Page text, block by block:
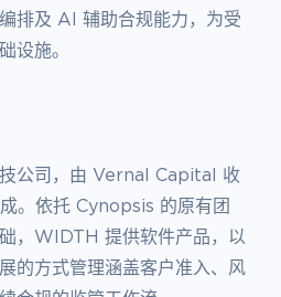
排及 AI 辅助合规能力，为受
设施。
公司，由 Vernal Capital 收
。依托 Cynopsis 的原有团
，WIDTH 提供软件产品，以
的方式管理涵盖客户准入、风